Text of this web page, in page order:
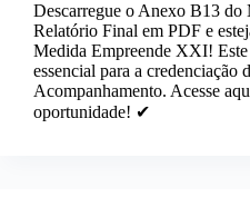
Descarregue o Anexo B13 do
Relatório Final em PDF e
Medida Empreende XXI!
essencial para a credenciação
Acompanhamento. Acesse
oportunidade! ✔